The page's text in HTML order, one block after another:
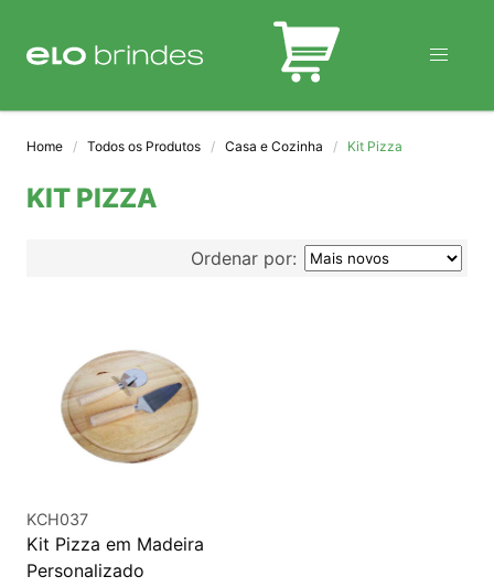
BLOG
Home Todos os Produtos Casa e Cozinha Kit Pizza
KIT PIZZA
Ordenar por:
KCH037
Kit Pizza em Madeira
Personalizado